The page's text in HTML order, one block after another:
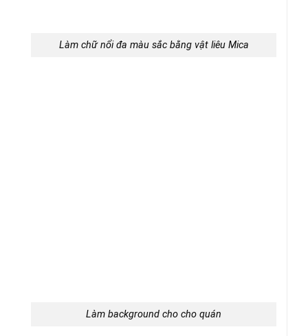
Làm chữ nổi đa màu sắc bằng vật liêu Mica
Làm background cho cho quán